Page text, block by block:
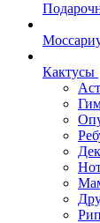
Кактусы